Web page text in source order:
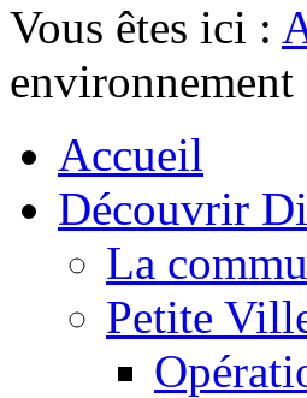
Vous êtes ici :
environnement
Accueil
Découvrir
La
Petite